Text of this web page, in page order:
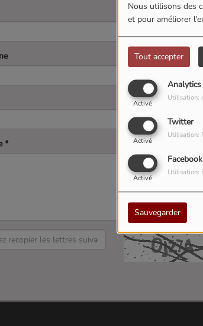
Nous utilisons des
et pour améliorer
Tout accepter
Analytics
Activé
Utilisation:
Twitter
Activé
Utilisation:
Facebook
Activé
Utilisation:
Sauvegarder
*